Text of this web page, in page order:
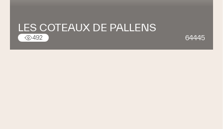
LES COTEAUX DE PALLENS
492 64445